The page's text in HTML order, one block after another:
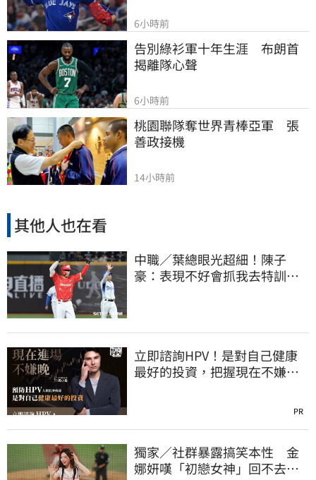
6小時前
告別綠衫軍十年生涯　布朗首
揭離隊心聲
6小時前
桃園聯隊奪世界青棒亞軍　張
善政接機
14小時前
其他人也在看
中職／葉總眼光超細！陳子
豪：表現不好會抓我去特訓
立即諮詢HPV！是對自己健康
最好的投資，把握現在不嫌
PR
獨家／社群暴露搞笑本性 金
娜妍嘆「初戀女神」回不去！